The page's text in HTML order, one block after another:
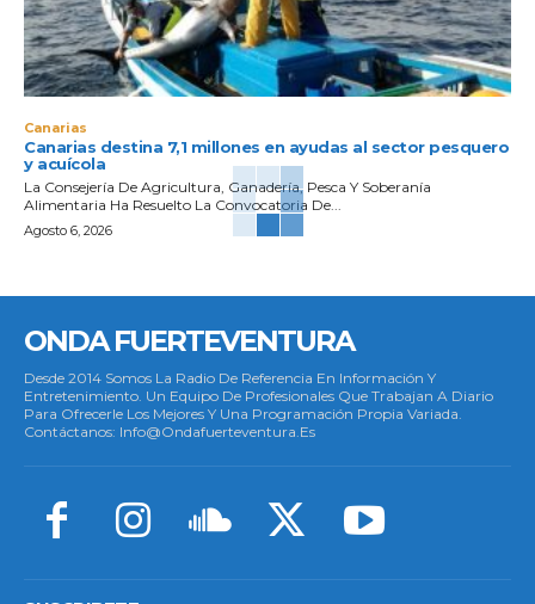
Canarias
Canarias destina 7,1 millones en ayudas al sector pesquero
y acuícola
La Consejería De Agricultura, Ganadería, Pesca Y Soberanía
Alimentaria Ha Resuelto La Convocatoria De...
Agosto 6, 2026
ONDA FUERTEVENTURA
Desde 2014 Somos La Radio De Referencia En Información Y
Entretenimiento. Un Equipo De Profesionales Que Trabajan A Diario
Para Ofrecerle Los Mejores Y Una Programación Propia Variada.
Contáctanos: Info@ondafuerteventura.es